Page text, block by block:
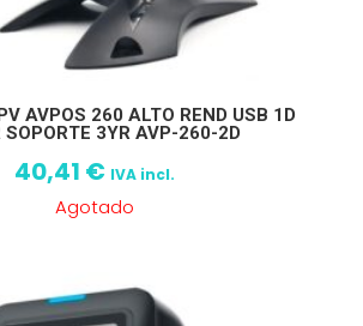
AVPOS 260 ALTO REND USB 1D
SOPORTE 3YR AVP-260-2D
40,41 € IVA incl.
Agotado